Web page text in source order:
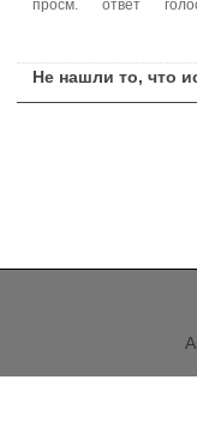
ответ
просм.
Не нашли то, что